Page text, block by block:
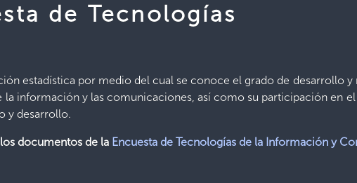
de Tecnologías
estadística por medio del cual se conoce el grado de desarrollo
la información y las comunicaciones, así como su participación en
y desarrollo.
documentos de la Encuesta de Tecnologías de la Información y